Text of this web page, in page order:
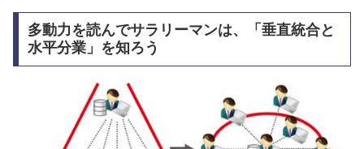
多動力を読んでサラリーマンは、「垂直統合と
水平分業」を知ろう